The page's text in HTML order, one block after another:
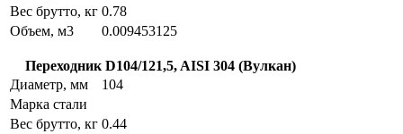
Вес брутто, кг 0.78
Объем, м3
0.009453125
Переходник D104/121,5, AISI 304 (Вулкан)
Диаметр, мм
104
Марка стали
Вес брутто, кг 0.44